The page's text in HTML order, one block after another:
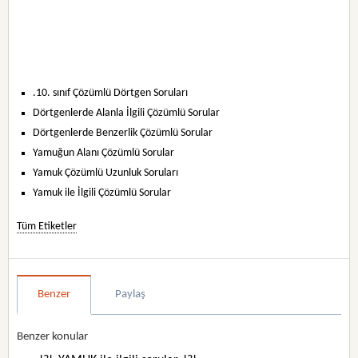
.10. sınıf Çözümlü Dörtgen Soruları
Dörtgenlerde Alanla İlgili Çözümlü Sorular
Dörtgenlerde Benzerlik Çözümlü Sorular
Yamuğun Alanı Çözümlü Sorular
Yamuk Çözümlü Uzunluk Soruları
Yamuk ile İlgili Çözümlü Sorular
Tüm Etiketler
Benzer Paylaş
Benzer konular